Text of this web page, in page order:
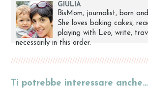
GIULIA
BisMom, journalist, born
She loves baking cakes,
playing with Leo, write,
necessarily in this order.
Ti potrebbe interessare anche…